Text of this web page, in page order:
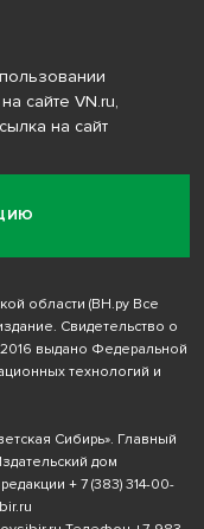
сайте VN.ru,
на сайт
области (ВН.ру Все
Свидетельство о
выдано Федеральной
технологий и
Сибирь». Главный
дом
+ 7 (383) 314-00-